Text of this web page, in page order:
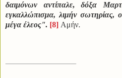
δαιμόνων αντίπαλε, δόξα
εγκαλλώπισμα, λιμήν
μέγα έλεος". [8] Αμήν.